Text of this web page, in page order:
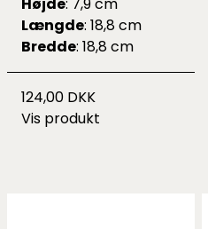
Længde: 18,8 cm
Bredde: 18,8 cm
124,00 DKK
Vis produkt